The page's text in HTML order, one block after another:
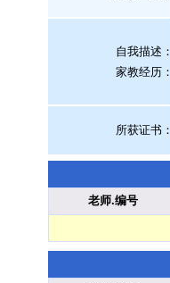
自我描述：
家教经历 ：
所获证书 ：
老师.编号